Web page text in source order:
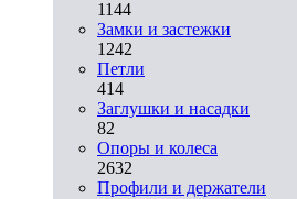
1144
Замки и застежки
1242
Петли
414
Заглушки и насадки
82
Опоры и колеса
2632
Профили и держатели